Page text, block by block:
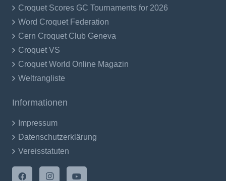
Croquet Scores GC Tournaments for 2026
Word Croquet Federation
Cern Croquet Club Geneva
Croquet VS
Croquet World Online Magazin
Weltrangliste
Informationen
Impressum
Datenschutzerklärung
Vereisstatuten